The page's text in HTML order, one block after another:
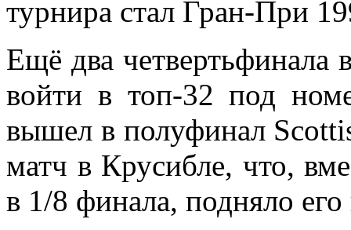
турнира стал Гран-При
Ещё два четвертьфинала
войти в топ-32 под
вышел в полуфинал
матч в Крусибле, что,
в 1/8 финала, подняло